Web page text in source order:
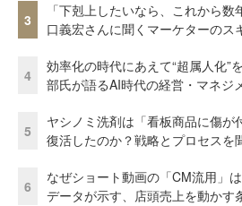
3
「下剋上したいなら、これから
口義宏さんに聞くマーケターのス
4
効率化の時代にあえて“超属人化
部氏が語るAI時代の経営・マネジ
5
ヤシノミ洗剤は「看板商品に傷が
復活したのか？戦略とプロセスを
6
なぜショート動画の「CM流用」
データが示す、店頭売上を動かす